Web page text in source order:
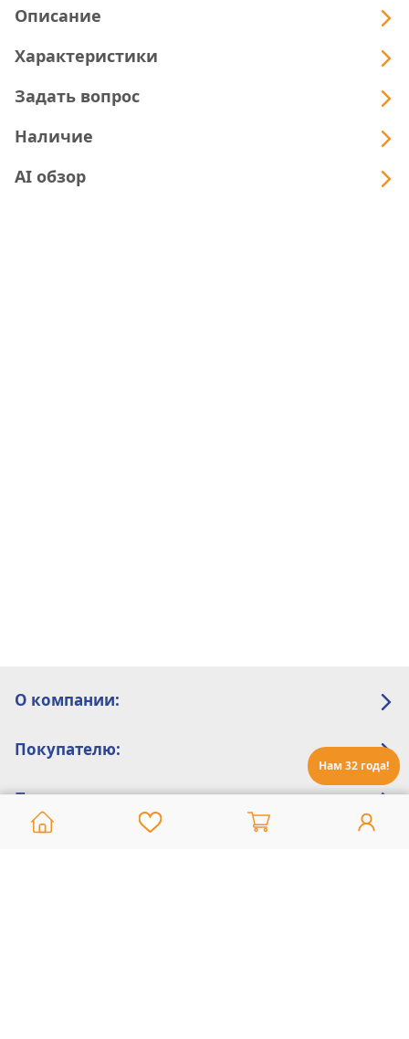
Нам 32 года!
Описание
Характеристики
Задать вопрос
Наличие
AI обзор
О компании:
Покупателю:
Помощь: